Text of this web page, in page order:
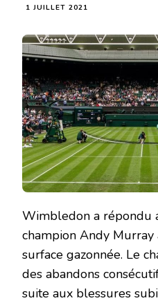
1 JUILLET 2021
Wimbledon a répondu
champion Andy Murray
surface gazonnée. Le
des abandons
suite aux blessures